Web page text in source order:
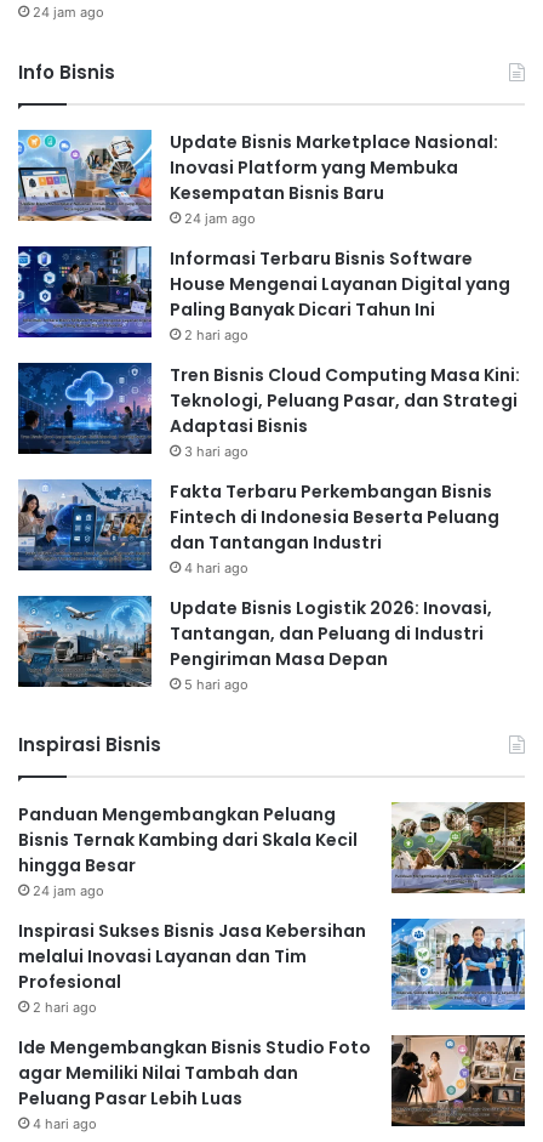
24 jam ago
Info Bisnis
Update Bisnis Marketplace Nasional:
Inovasi Platform yang Membuka
Kesempatan Bisnis Baru
24 jam ago
Informasi Terbaru Bisnis Software
House Mengenai Layanan Digital yang
Paling Banyak Dicari Tahun Ini
2 hari ago
Tren Bisnis Cloud Computing Masa Kini:
Teknologi, Peluang Pasar, dan Strategi
Adaptasi Bisnis
3 hari ago
Fakta Terbaru Perkembangan Bisnis
Fintech di Indonesia Beserta Peluang
dan Tantangan Industri
4 hari ago
Update Bisnis Logistik 2026: Inovasi,
Tantangan, dan Peluang di Industri
Pengiriman Masa Depan
5 hari ago
Inspirasi Bisnis
Panduan Mengembangkan Peluang
Bisnis Ternak Kambing dari Skala Kecil
hingga Besar
24 jam ago
Inspirasi Sukses Bisnis Jasa Kebersihan
melalui Inovasi Layanan dan Tim
Profesional
2 hari ago
Ide Mengembangkan Bisnis Studio Foto
agar Memiliki Nilai Tambah dan
Peluang Pasar Lebih Luas
4 hari ago